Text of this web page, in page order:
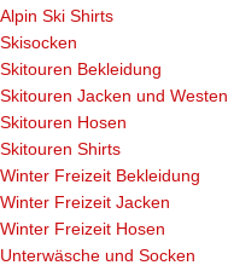
Alpin Ski Shirts
Skisocken
Skitouren Bekleidung
Skitouren Jacken und Westen
Skitouren Hosen
Skitouren Shirts
Winter Freizeit Bekleidung
Winter Freizeit Jacken
Winter Freizeit Hosen
Unterwäsche und Socken